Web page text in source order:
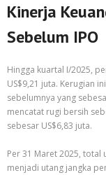
Kinerja
Sebelum IPO
Hingga kuartal I/2025,
US$9,21 juta. Kerugian
sebelumnya yang
mencatat rugi bersih
sebesar US$6,83 juta.
Per 31 Maret 2025, total
menjadi utang jangka